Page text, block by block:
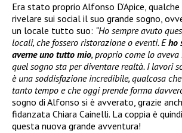
Era stato proprio Alfonso D’Apice,
rivelare sui social il suo grande sogno,
un locale tutto suo: “Ho sempre avuto
locali, che fossero ristorazione o eventi. Eho
averne uno tutto mio, proprio come lo
quel sogno sta per diventare realtà. I lavori
è una soddisfazione incredibile, qualcosa
tanto tempo e che oggi prende forma
sogno di Alfonso si è avverato, grazie
fidanzata Chiara Cainelli. La coppia è
questa nuova grande avventura!